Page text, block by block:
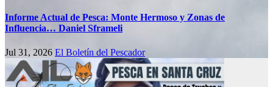
Informe Actual de Pesca: Monte Hermoso y Zonas de
Influencia… Daniel Sframeli
Jul 31, 2026 El Boletín del Pescador